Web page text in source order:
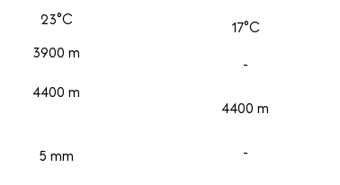
23°C
3900 m
4400 m
5 mm
17°C
-
4400 m
-